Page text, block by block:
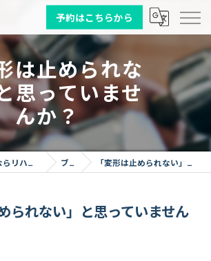
予約はこちらから
は止められな
思っていませ
んか？
札幌でリハビリならリハビリジム プライズネス ブログ 「変形は止められない」と思っていませんか？
られない」と思っていません